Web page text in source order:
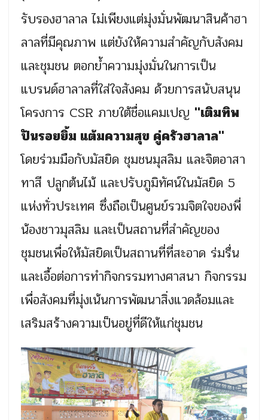
รับรองฮาลาล ไม่เพียงแต่มุ่งมั่นพัฒนาสินค้าฮา
ลาลที่มีคุณภาพ แต่ยังให้ความสำคัญกับสังคม
และชุมชน ตอกย้ำความมุ่งมั่นในการเป็น
แบรนด์ฮาลาลที่ใส่ใจสังคม ด้วยการสนับสนุน
โครงการ CSR ภายใต้ชื่อแคมเปญ "เติมทิพ
ปันรอยยิ้ม แต้มความสุข คู่ครัวฮาลาล"
โดยร่วมมือกับมัสยิด ชุมชนมุสลิม และจิตอาสา
ทาสี ปลูกต้นไม้ และปรับภูมิทัศน์ในมัสยิด 5
แห่งทั่วประเทศ ซึ่งถือเป็นศูนย์รวมจิตใจของพี่
น้องชาวมุสลิม และเป็นสถานที่สำคัญของ
ชุมชนเพื่อให้มัสยิดเป็นสถานที่ที่สะอาด ร่มรื่น
และเอื้อต่อการทำกิจกรรมทางศาสนา กิจกรรม
เพื่อสังคมที่มุ่งเน้นการพัฒนาสิ่งแวดล้อมและ
เสริมสร้างความเป็นอยู่ที่ดีให้แก่ชุมชน